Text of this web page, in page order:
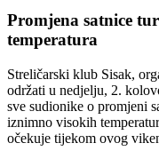
Promjena satnice
temperatura
Streličarski klub Sisak,
održati u nedjelju, 2.
sve sudionike o promjeni
iznimno visokih
očekuje tijekom ovog